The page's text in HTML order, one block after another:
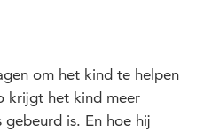
om het kind te helpen
krijgt het kind meer
is. En hoe hij